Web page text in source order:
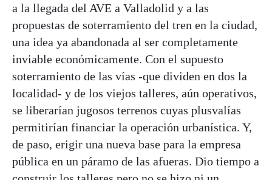
a la llegada del AVE a Valladolid y a las
propuestas de soterramiento del tren en la ciudad,
una idea ya abandonada al ser completamente
inviable económicamente. Con el supuesto
soterramiento de las vías -que dividen en dos la
localidad- y de los viejos talleres, aún operativos,
se liberarían jugosos terrenos cuyas plusvalías
permitirían financiar la operación urbanística. Y,
de paso, erigir una nueva base para la empresa
pública en un páramo de las afueras. Dio tiempo a